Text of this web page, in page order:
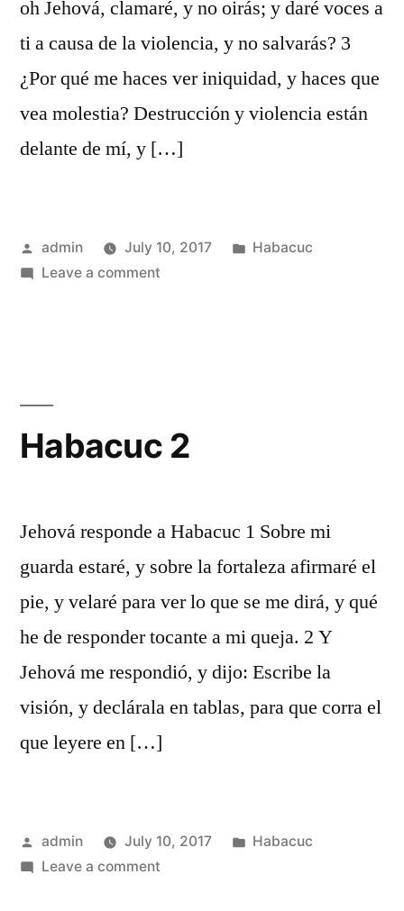
oh Jehová, clamaré, y no oirás; y daré voces a
ti a causa de la violencia, y no salvarás? 3
¿Por qué me haces ver iniquidad, y haces que
vea molestia? Destrucción y violencia están
delante de mí, y […]
Posted
by
admin July 10, 2017
Posted
Habacuc
Leave a commenton
Habacuc 2
Jehová responde a Habacuc 1 Sobre mi
guarda estaré, y sobre la fortaleza afirmaré el
pie, y velaré para ver lo que se me dirá, y qué
he de responder tocante a mi queja. 2 Y
Jehová me respondió, y dijo: Escribe la
visión, y declárala en tablas, para que corra el
que leyere en […]
Posted
by
admin July 10, 2017
Posted
Habacuc
Leave a commenton